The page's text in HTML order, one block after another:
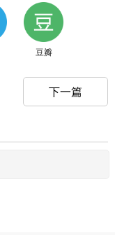
豆瓣
下一篇